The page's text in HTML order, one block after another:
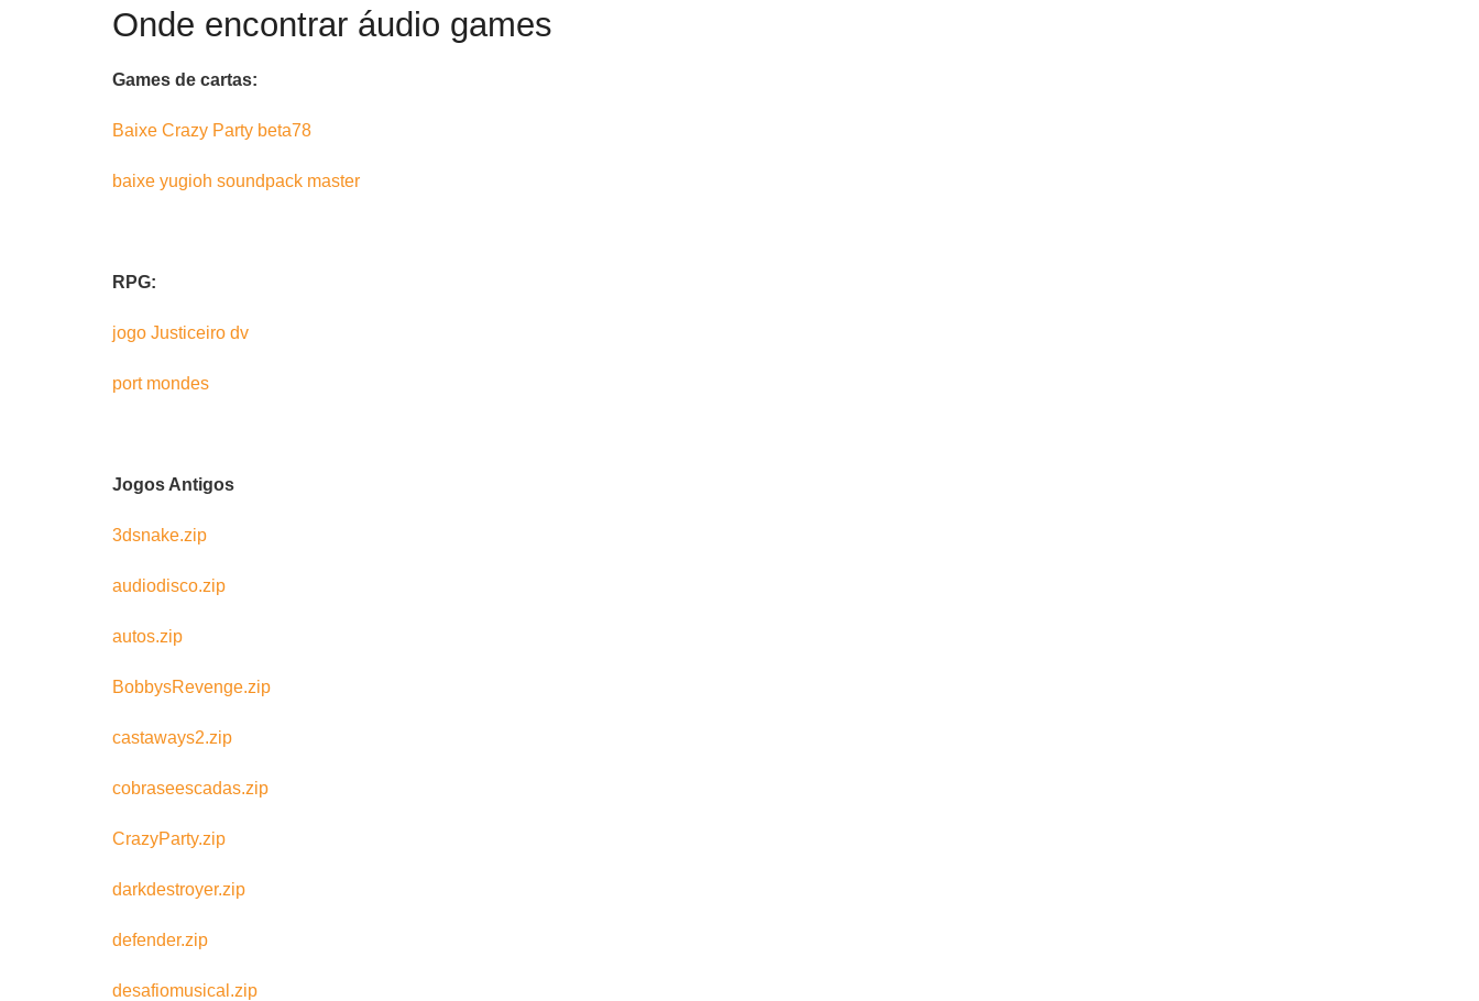
Onde encontrar áudio games
Games de cartas:
Baixe Crazy Party beta78
baixe yugioh soundpack master
RPG:
jogo Justiceiro dv
port mondes
Jogos Antigos
3dsnake.zip
audiodisco.zip
autos.zip
BobbysRevenge.zip
castaways2.zip
cobraseescadas.zip
CrazyParty.zip
darkdestroyer.zip
defender.zip
desafiomusical.zip